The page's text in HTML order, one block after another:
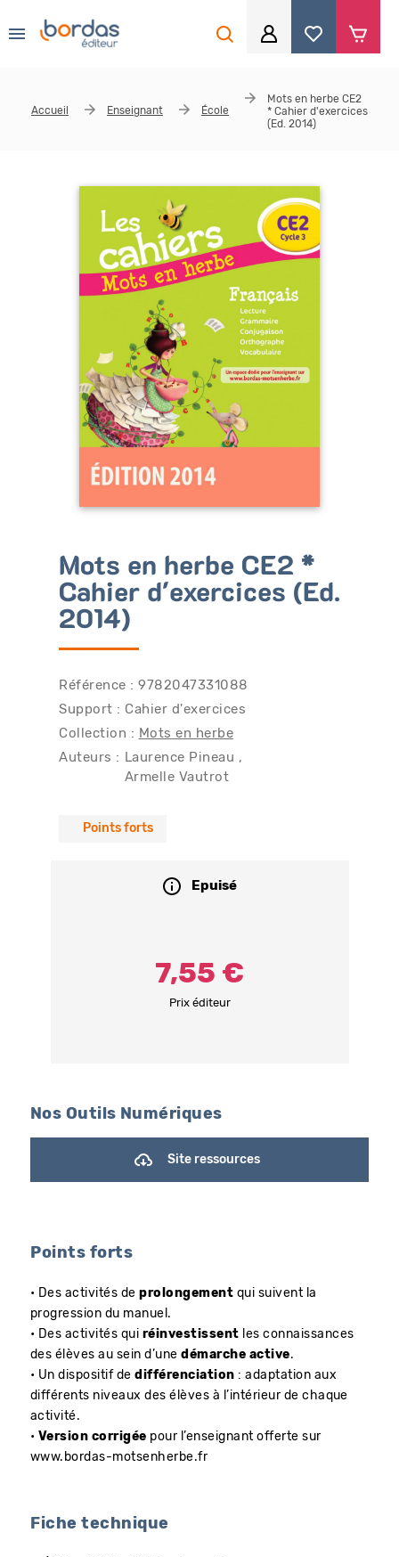
Je me connecte
Se souvenir de moi
Mot de passe ou identifiant oublié
Bénéficiez de tarifs préférentiels
Téléchargez des ressources gratuites
Accueil Enseignant École
Mots en herbe CE2
* Cahier d'exercices
(Ed. 2014)
Mots en herbe CE2 *
Cahier d'exercices (Ed.
2014)
Référence : 9782047331088
Support : Cahier d'exercices
Collection : Mots en herbe
Auteurs : Laurence Pineau
Armelle Vautrot
Points forts
Epuisé
Prix éditeur
7,55 €
Nos Outils Numériques
Site ressources
Points forts
• Des activités deprolongement qui suivent la
progression du manuel.
• Des activités qui réinvestissent les connaissances
des élèves au sein d’unedémarche active.
• Un dispositif dedifférenciation : adaptation aux
différents niveaux des élèves à l’intérieur de chaque
activité.
• Version corrigée pour l’enseignant offerte sur
www.bordas-motsenherbe.fr
Fiche technique